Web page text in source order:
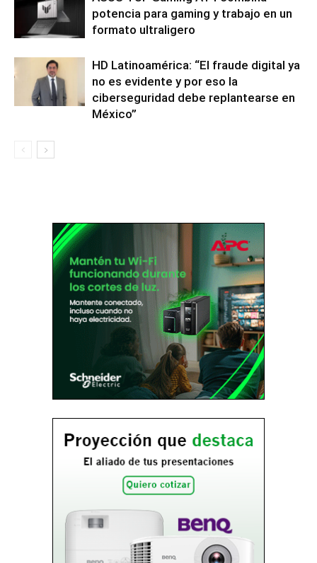
potencia para gaming y trabajo en un
formato ultraligero
HD Latinoamérica: “El fraude digital ya
no es evidente y por eso la
ciberseguridad debe replantearse en
México”